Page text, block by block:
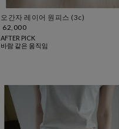
오간자 레이어 원피스 (3c)
62,000
AFTER PICK
바람 같은 움직임